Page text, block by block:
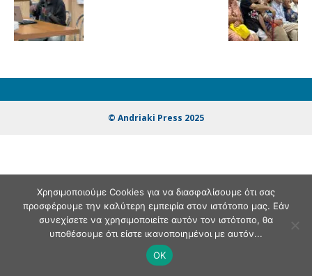
© Andriaki Press 2025
Χρησιμοποιούμε Cookies για να διασφαλίσουμε ότι σας
προσφέρουμε την καλύτερη εμπειρία στον ιστότοπο μας. Εάν
συνεχίσετε να χρησιμοποιείτε αυτόν τον ιστότοπο, θα
υποθέσουμε ότι είστε ικανοποιημένοι με αυτόν...
OK